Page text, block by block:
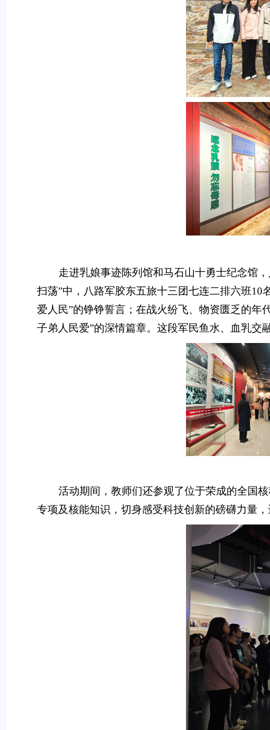
走进乳娘事迹陈列馆和马石山十勇士纪念馆
扫荡”中，八路军胶东五旅十三团七连二排六班10
爱人民”的铮铮誓言；在战火纷飞、物资匮乏的年
子弟人民爱”的深情篇章。这段军民鱼水、血乳交
活动期间，教师们还参观了位于荣成的全国
专项及核能知识，切身感受科技创新的磅礴力量